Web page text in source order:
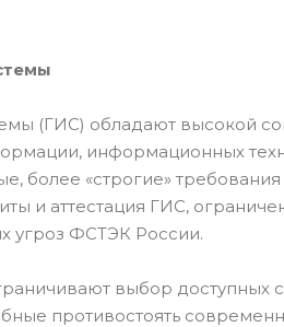
(ГИС) обладают высокой
информационных
более «строгие»
и аттестация ГИС,
угроз ФСТЭК России.
выбор доступных
противостоять